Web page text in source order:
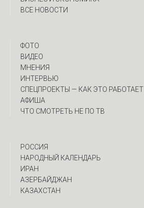
ВСЕ НОВОСТИ
ФОТО
ВИДЕО
МНЕНИЯ
ИНТЕРВЬЮ
CПЕЦПРОЕКТЫ — КАК ЭТО РАБОТАЕТ
АФИША
ЧТО СМОТРЕТЬ НЕ ПО ТВ
РОССИЯ
НАРОДНЫЙ КАЛЕНДАРЬ
ИРАН
АЗЕРБАЙДЖАН
КАЗАХСТАН